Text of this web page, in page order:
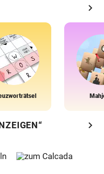
chevron_right
chevron_right